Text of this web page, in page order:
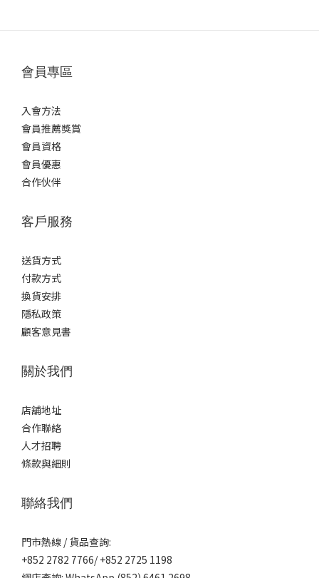
會員專區
入會方法
會員推薦獎賞
會員資格
會員優惠
合作伙伴
客戶服務
送貨方式
付款方式
換貨安排
隱私政策
顧客意見書
關於我們
店舖地址
合作聯絡
人才招聘
條款與細則
聯絡我們
門市熱線 / 貨品查詢:
+852 2782 7766/ +852 2725 1198